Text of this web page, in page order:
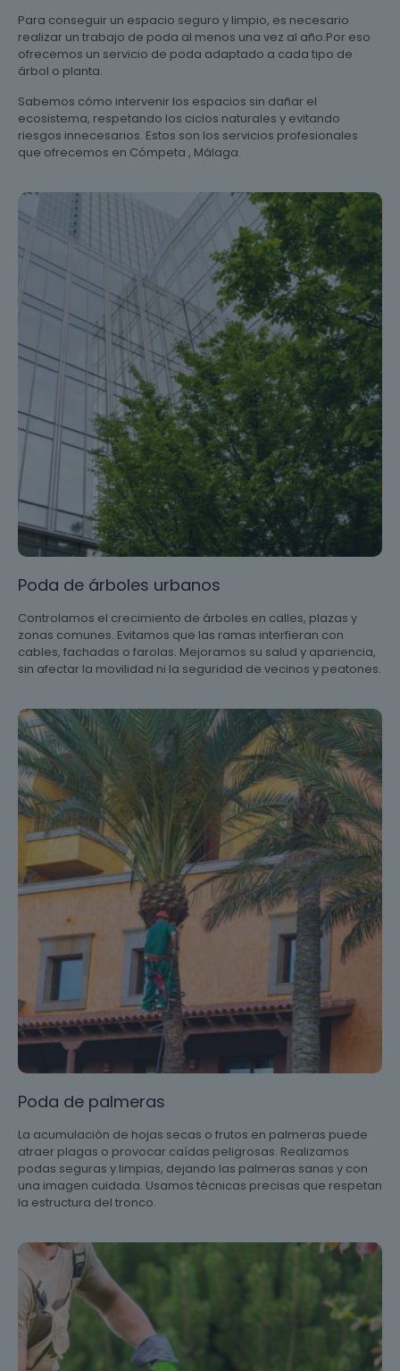
Para conseguir un espacio seguro y limpio, es necesario
realizar un trabajo de poda al menos una vez al año.Por eso
ofrecemos un servicio de poda adaptado a cada tipo de
árbol o planta.
Sabemos cómo intervenir los espacios sin dañar el
ecosistema, respetando los ciclos naturales y evitando
riesgos innecesarios. Estos son los servicios profesionales
que ofrecemos en Cómpeta , Málaga.
Poda de árboles urbanos
Controlamos el crecimiento de árboles en calles, plazas y
zonas comunes. Evitamos que las ramas interfieran con
cables, fachadas o farolas. Mejoramos su salud y apariencia,
sin afectar la movilidad ni la seguridad de vecinos y peatones.
Poda de palmeras
La acumulación de hojas secas o frutos en palmeras puede
atraer plagas o provocar caídas peligrosas. Realizamos
podas seguras y limpias, dejando las palmeras sanas y con
una imagen cuidada. Usamos técnicas precisas que respetan
la estructura del tronco.